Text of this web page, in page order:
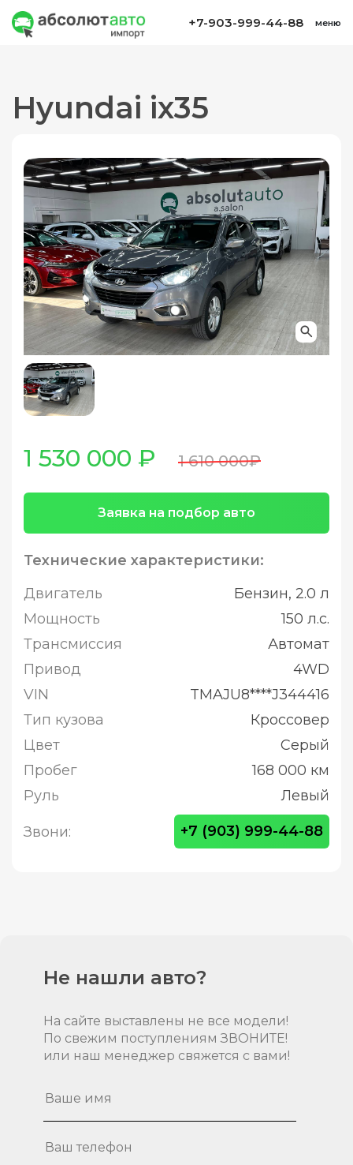
+7-903-999-44-88 меню
Hyundai ix35
1 530 000 ₽ 1 610 000₽
Заявка на подбор авто
Технические характеристики:
Двигатель
Бензин, 2.0 л
Мощность
150 л.с.
Трансмиссия
Автомат
Привод
4WD
VIN
TMAJU8****J344416
Тип кузова
Кроссовер
Цвет
Серый
Пробег
168 000 км
Руль
Левый
Звони: +7 (903) 999-44-88
Не нашли авто?
На сайте выставлены не все модели!
По свежим поступлениям ЗВОНИТЕ!
или наш менеджер свяжется с вами!